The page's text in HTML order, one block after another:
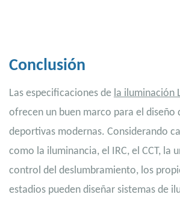
Conclusión
Las especificaciones de la iluminación
ofrecen un buen marco para el diseño
deportivas modernas. Considerando
como la iluminancia, el IRC, el CCT, la
control del deslumbramiento, los
estadios pueden diseñar sistemas de